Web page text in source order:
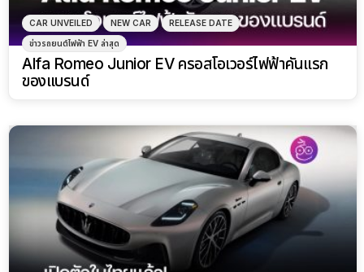
CAR UNVEILED NEW CAR RELEASE DATE
ข่าวรถยนต์ไฟฟ้า EV ล่าสุด
Alfa Romeo Junior EV ครอสโอเวอร์ไฟฟ้าคันแรก
ของแบรนด์